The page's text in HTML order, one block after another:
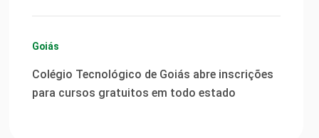
Goiás
Colégio Tecnológico de Goiás abre inscrições
para cursos gratuitos em todo estado